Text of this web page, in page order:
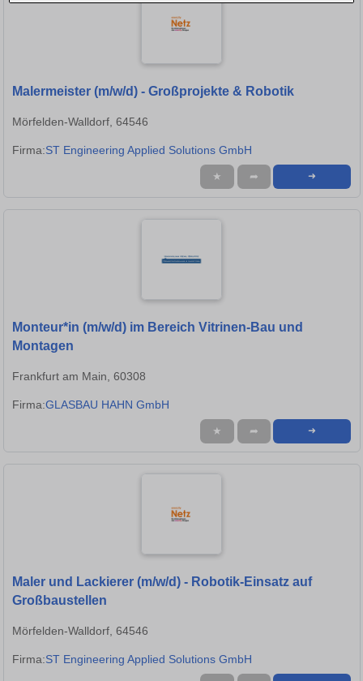
Malermeister (m/w/d) - Großprojekte & Robotik
Mörfelden-Walldorf, 64546
Firma:ST Engineering Applied Solutions GmbH
★ ➦ ➜
Monteur*in (m/w/d) im Bereich Vitrinen-Bau und
Montagen
Frankfurt am Main, 60308
Firma:GLASBAU HAHN GmbH
★ ➦ ➜
Maler und Lackierer (m/w/d) - Robotik-Einsatz auf
Großbaustellen
Mörfelden-Walldorf, 64546
Firma:ST Engineering Applied Solutions GmbH